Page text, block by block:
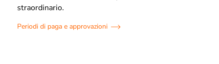
straordinario.
Periodi di paga e approvazioni